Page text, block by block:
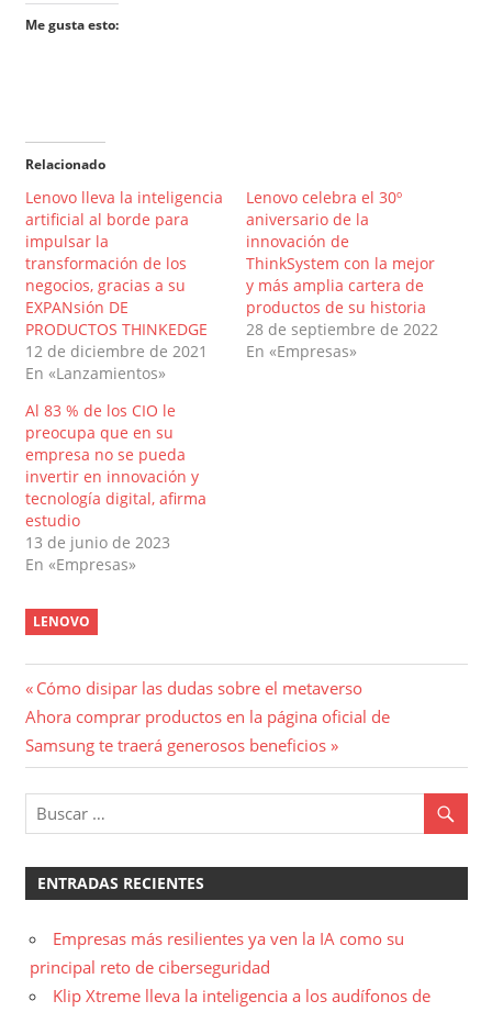
Me gusta esto:
Relacionado
Lenovo lleva la inteligencia
artificial al borde para
impulsar la
transformación de los
negocios, gracias a su
EXPANsión DE
PRODUCTOS THINKEDGE
12 de diciembre de 2021
En «Lanzamientos»
Lenovo celebra el 30º
aniversario de la
innovación de
ThinkSystem con la mejor
y más amplia cartera de
productos de su historia
28 de septiembre de 2022
En «Empresas»
Al 83 % de los CIO le
preocupa que en su
empresa no se pueda
invertir en innovación y
tecnología digital, afirma
estudio
13 de junio de 2023
En «Empresas»
LENOVO
Navegación
de
entradas
Entrada
anterior:
Cómo disipar las dudas sobre el metaverso
Entrada
siguiente:
Ahora comprar productos en la página oficial de
Samsung te traerá generosos beneficios
ENTRADAS RECIENTES
Empresas más resilientes ya ven la IA como su
principal reto de ciberseguridad
Klip Xtreme lleva la inteligencia a los audífonos de